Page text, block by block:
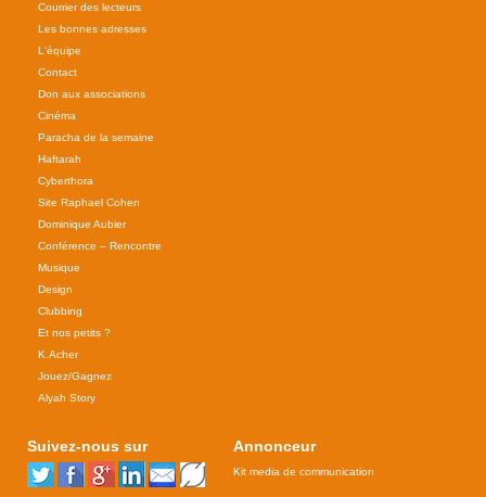
Courrier des lecteurs
Les bonnes adresses
L'équipe
Contact
Don aux associations
Cinéma
Paracha de la semaine
Haftarah
Cyberthora
Site Raphael Cohen
Dominique Aubier
Conférence – Rencontre
Musique
Design
Clubbing
Et nos petits ?
K.Acher
Jouez/Gagnez
Alyah Story
Suivez-nous sur Annonceur
Kit media de communication